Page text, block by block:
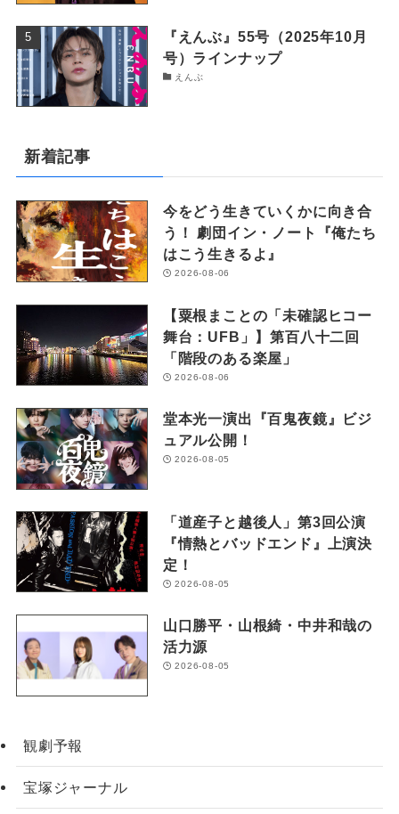
『えんぶ』55号（2025年10月
号）ラインナップ
えんぶ
新着記事
今をどう生きていくかに向き合
う！ 劇団イン・ノート『俺たち
はこう生きるよ』
2026-08-06
【粟根まことの「未確認ヒコー
舞台：UFB」】第百八十二回
「階段のある楽屋」
2026-08-06
堂本光一演出『百鬼夜鏡』ビジ
ュアル公開！
2026-08-05
「道産子と越後人」第3回公演
『情熱とバッドエンド』上演決
定！
2026-08-05
山口勝平・山根綺・中井和哉の
活力源
2026-08-05
観劇予報
宝塚ジャーナル